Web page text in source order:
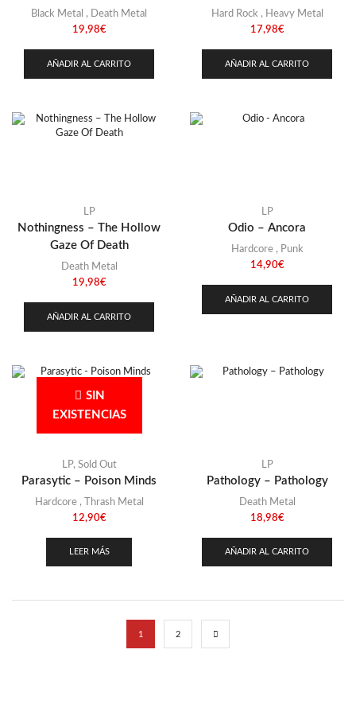
Black Metal , Death Metal
19,98€
AÑADIR AL CARRITO
Hard Rock , Heavy Metal
17,98€
AÑADIR AL CARRITO
LP
Nothingness – The Hollow
Gaze Of Death
Death Metal
19,98€
AÑADIR AL CARRITO
LP
Odio – Ancora
Hardcore, Punk
14,90€
AÑADIR AL CARRITO
SIN
EXISTENCIAS
LP, Sold Out
Parasytic – Poison Minds
Hardcore,
Thrash Metal
12,90€
LEER MÁS
LP
Pathology – Pathology
Death Metal
18,98€
AÑADIR AL CARRITO
1 2